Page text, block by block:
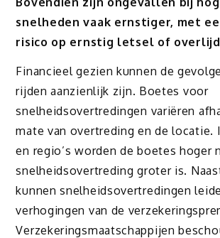
snelheden vaak ernstiger, met
risico op ernstig letsel of
Financieel gezien kunnen de
rijden aanzienlijk zijn. Boetes voor
snelheidsovertredingen variëren
mate van overtreding en de locatie.
en regio’s worden de boetes hoger
snelheidsovertreding groter is.
kunnen snelheidsovertredingen
verhogingen van de
Verzekeringsmaatschappijen